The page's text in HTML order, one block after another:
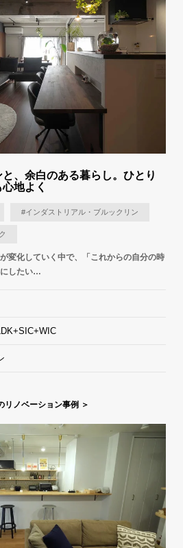
、余白のある暮らし。ひとり
地よく
#インダストリアル・ブルックリン
変化していく中で、「これからの自分の時
にしたい…
リノベーション事例 ＞